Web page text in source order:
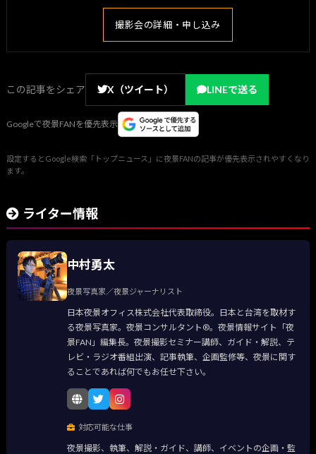
撮影会の詳細・申し込み
この記事をシェア X（ツイート） LINEで送る
Googleで夜景FANを優先表示
設定するとGoogle検索「トップニュース」に夜景FANの記事が優先表示されやすくなり
ます。
ライター情報
中村勇太
夜景写真家／夜景ジャーナリスト
日本夜景オフィス株式会社代表取締役。日本と台湾を取材す
る夜景写真家。夜景コンサルタント®。夜景情報サイト「夜
景FAN」編集長。夜景撮影セミナー講師、ガイド・解説、テ
レビ・ラジオ番組出演、記事執筆、企画監修等、夜景に関す
ることであれば何でもお任せ下さい。
対応可能な仕事
夜景撮影、執筆、解説・ガイド、講師、イベントの企画・監